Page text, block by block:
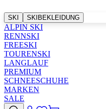
SKI SKIBEKLEIDUNG
ALPIN SKI
RENNSKI
FREESKI
TOURENSKI
LANGLAUF
PREMIUM
SCHNEESCHUHE
MARKEN
SALE